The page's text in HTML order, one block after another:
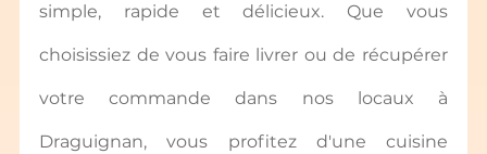
simple, rapide et délicieux. Que vous
choisissiez de vous faire livrer ou de récupérer
votre commande dans nos locaux à
Draguignan, vous profitez d'une cuisine